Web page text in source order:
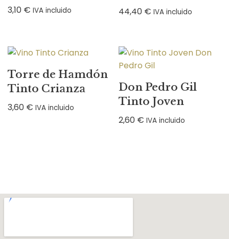
3,10 € IVA incluido 44,40 € IVA incluido
Torre de Hamdón
Tinto Crianza
3,60 € IVA incluido
Don Pedro Gil
Tinto Joven
2,60 € IVA incluido